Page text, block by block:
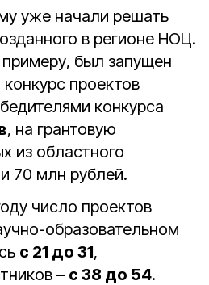
уже начали решать
в регионе НОЦ.
был запущен
проектов
конкурса
, на грантовую
из областного
70 млн рублей.
число проектов
образовательном
с 21 до 31,
– с 38 до 54.